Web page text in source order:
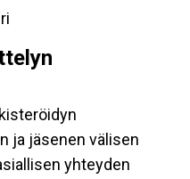
ja jäsenen välisen
yhteyden